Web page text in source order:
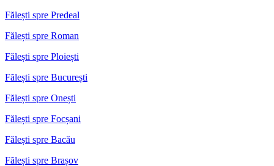
Fălești spre Predeal
Fălești spre Roman
Fălești spre Ploiești
Fălești spre București
Fălești spre Onești
Fălești spre Focșani
Fălești spre Bacău
Fălești spre Brașov